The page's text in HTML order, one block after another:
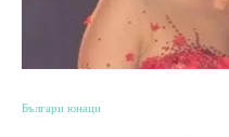
Българи юнаци